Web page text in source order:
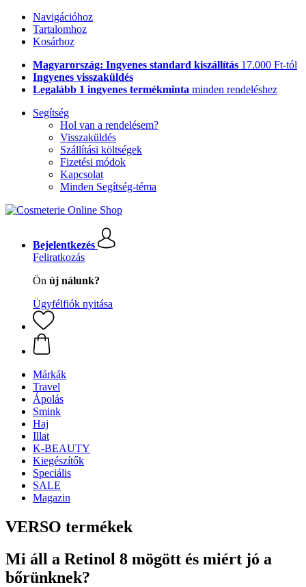
Navigációhoz
Tartalomhoz
Kosárhoz
Magyarország: Ingyenes standard kiszállítás 17.000 Ft-tól
Ingyenes visszaküldés
Legalább 1 ingyenes termékminta minden rendeléshez
Segítség
Hol van a rendelésem?
Visszaküldés
Szállítási költségek
Fizetési módok
Kapcsolat
Minden Segítség-téma
Bejelentkezés
Feliratkozás
Ön új nálunk?
Ügyfélfiók nyitása
Márkák
Travel
Ápolás
Smink
Haj
Illat
K-BEAUTY
Kiegészítők
Speciális
SALE
Magazin
VERSO termékek
Mi áll a Retinol 8 mögött és miért jó a
bőrünknek?